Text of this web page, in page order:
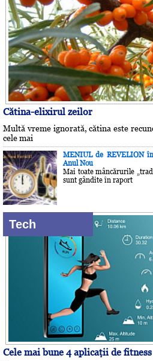
Cătina-elixirul zeilor
Multă vreme ignorată, cătina este
cele mai
MENIUL de REVELION
Anul Nou
Mai toate mâncărurile
sunt gândite în raport
Tech
Cele mai bune 4 aplicaţii de